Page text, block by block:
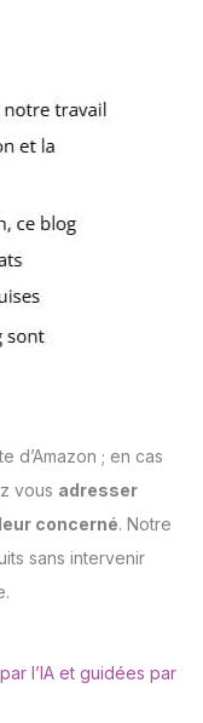
d’Amazon ; en cas
vous adresser
concerné. Notre
sans intervenir
l’IA et guidées par